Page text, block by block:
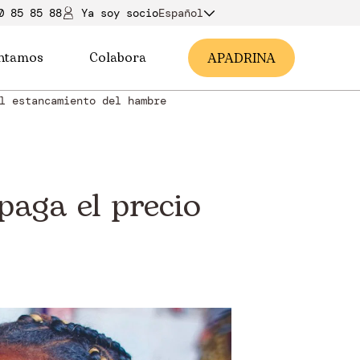
85 85 88 Ya soy socioEspañol
Colabora APADRINA
del hambre
el precio